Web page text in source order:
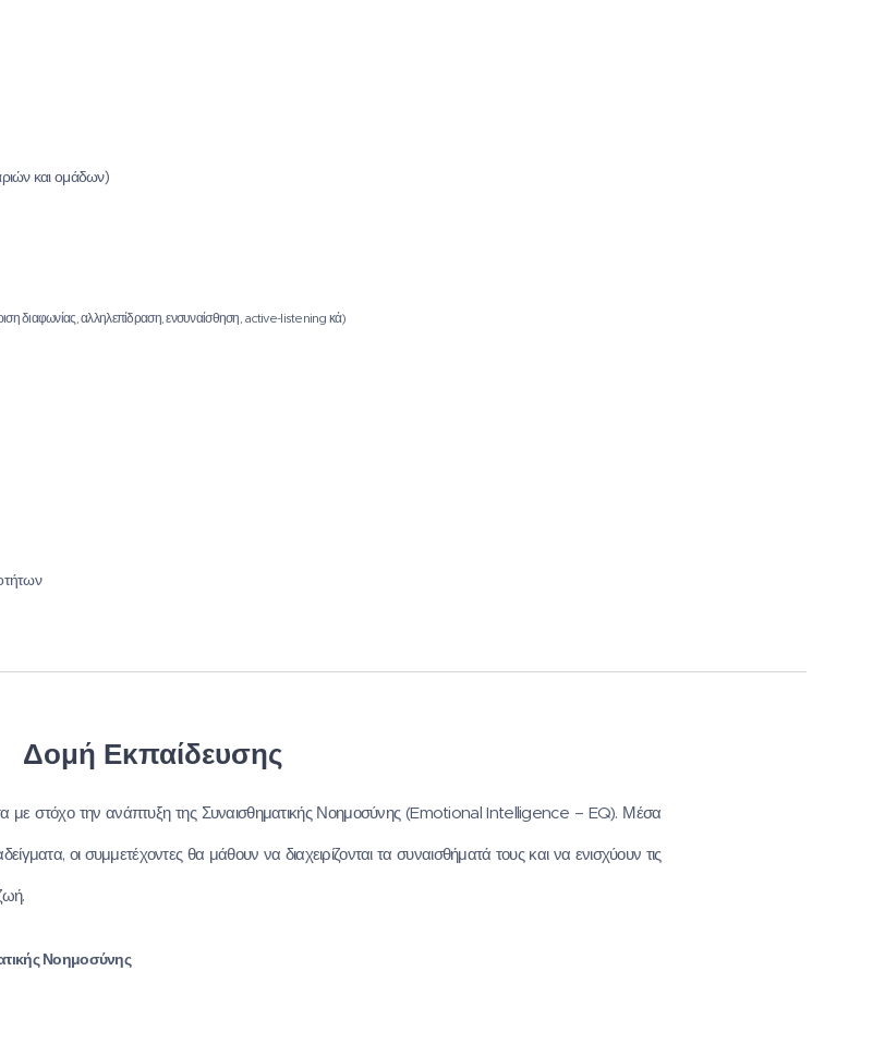
και ομάδων)
διαφωνίας, αλληλεπίδραση, ενσυναίσθηση, active-listening κά)
Δομή Εκπαίδευσης
με στόχο την ανάπτυξη της Συναισθηματικής Νοημοσύνης (Emotional Intelligence – EQ). Μέσα
οι συμμετέχοντες θα μάθουν να διαχειρίζονται τα συναισθήματά τους και να ενισχύουν τις
Νοημοσύνης